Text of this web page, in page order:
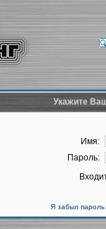
Укажите
Имя:
Пароль:
Я забыл пароль